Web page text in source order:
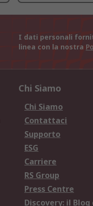
I dati personali
linea con la nostra
Chi Siamo
Chi Siamo
Contattaci
Supporto
ESG
Carriere
RS Group
Press Centre
Discovery: il Blog